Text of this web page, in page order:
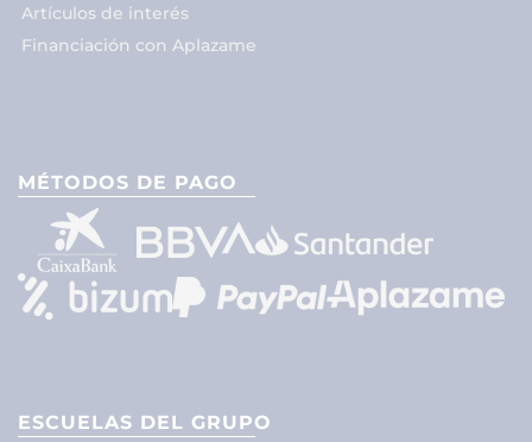
Artículos de interés
Financiación con Aplazame
MÉTODOS DE PAGO
ESCUELAS DEL GRUPO